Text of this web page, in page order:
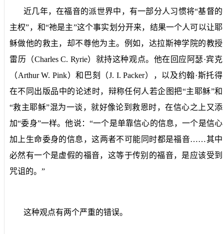
近几年，在福音的派世界中，有一部分人习惯将“基督的
主权”，和“祂是主”这个事实划分开来，结果一个人可以让耶
稣做他的救主，却不尊他为主。例如，达拉斯神学院的教授
雷历（Charles C. Ryrie）就持这种观点。他在回应阿瑟·宾克
（Arthur W. Pink）和巴刻（J. I. Packer），以及约翰·斯托得
在不同出版品中的论述时，辩称任何人若企图把“主耶稣”和
“救主耶稣”混为一谈，就好像论到救恩时，在信心之上又添
加“委身”一样。他说：“一个是单靠信心的信息，一个是信心
加上生命委身的信息，这两者不可能同时都是福音……其中
必然有一个是虚假的福音，这等于传别的福音，是应该受到
咒诅的。”
这种观点有两个严重的错误。